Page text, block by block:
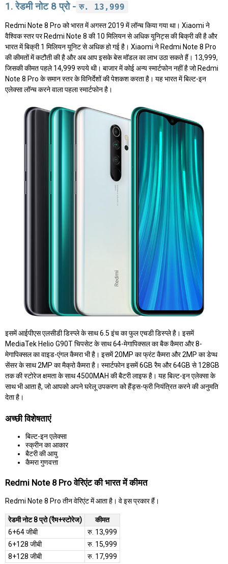
1. रेडमी नोट 8 प्रो - रु. 13,999
Redmi Note 8 Pro को भारत में अगस्त 2019 में लॉन्च किया गया था। Xiaomi ने
वैश्विक स्तर पर Redmi Note 8 की 10 मिलियन से अधिक यूनिट्स की बिक्री की है और
भारत में बिक्री 1 मिलियन यूनिट से अधिक हो गई है। Xiaomi ने Redmi Note 8 Pro
की कीमतों में कटौती की है और अब आप इसके बेस मॉडल का लाभ उठा सकते हैं। 13,999,
जिसकी कीमत पहले 14,999 रुपये थी। बाजार में कोई अन्य स्मार्टफोन नहीं है जो Redmi
Note 8 Pro के समान स्तर के विनिर्देशों की पेशकश करता है। यह भारत में बिल्ट-इन
एलेक्सा लॉन्च करने वाला पहला स्मार्टफोन है।
इसमें आईपीएस एलसीडी डिस्प्ले के साथ 6.5 इंच का फुल एचडी डिस्प्ले है। इसमें
MediaTek Helio G90T चिपसेट के साथ 64-मेगापिक्सल का बैक कैमरा और 8-
मेगापिक्सल का वाइड-एंगल कैमरा भी है। इसमें 20MP का फ्रंट कैमरा और 2MP का डेप्थ
सेंसर के साथ 2MP का मैक्रो कैमरा है। स्मार्टफोन इसमें 6GB रैम और 64GB से 128GB
तक की स्टोरेज क्षमता के साथ 4500MAH की बैटरी लाइफ है। यह बिल्ट-इन एलेक्सा के
साथ भी आता है, जो आपको अपने घरेलू उपकरण को हैंड्स-फ्री नियंत्रित करने की अनुमति
देता है।
अच्छी विशेषताएं
बिल्ट-इन एलेक्सा
स्क्रीन का आकार
बैटरी की आयु
कैमरा गुणवत्ता
Redmi Note 8 Pro वेरिएंट की भारत में कीमत
Redmi Note 8 Pro तीन वेरिएंट में आता है। वे इस प्रकार हैं।
रेडमी नोट 8 प्रो (रैम+स्टोरेज)
कीमत
6+64 जीबी
रु. 13,999
6+128 जीबी
रु. 15,999
8+128 जीबी
रु. 17,999